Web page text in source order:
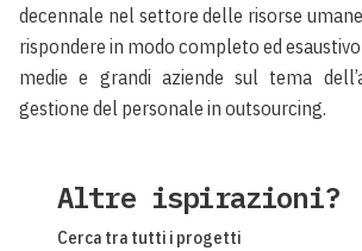
decennale nel settore delle risorse
rispondere in modo completo ed
medie e grandi aziende sul tema
gestione del personale in outsourcing.
Altre ispirazioni?
Cerca tra tutti i progetti